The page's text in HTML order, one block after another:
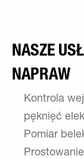
NASZE
NAPRAW
Kontrola
pęknięć
Pomiar